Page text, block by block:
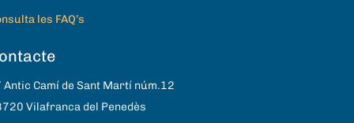
les FAQ’s
Camí de Sant Martí núm.12
Vilafranca del Penedès